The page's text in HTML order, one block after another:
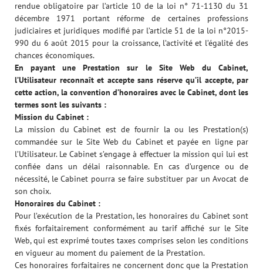
rendue obligatoire par l’article 10 de la loi n° 71-1130 du 31
décembre 1971 portant réforme de certaines professions
judiciaires et juridiques modifié par l’article 51 de la loi n°2015-
990 du 6 août 2015 pour la croissance, l’activité et l’égalité des
chances économiques.
En payant une Prestation sur le Site Web du Cabinet,
l’Utilisateur reconnaît et accepte sans réserve qu’il accepte, par
cette action, la convention d’honoraires avec le Cabinet, dont les
termes sont les suivants :
Mission du Cabinet :
La mission du Cabinet est de fournir la ou les Prestation(s)
commandée sur le Site Web du Cabinet et payée en ligne par
l’Utilisateur. Le Cabinet s’engage à effectuer la mission qui lui est
confiée dans un délai raisonnable. En cas d’urgence ou de
nécessité, le Cabinet pourra se faire substituer par un Avocat de
son choix.
Honoraires du Cabinet :
Pour l’exécution de la Prestation, les honoraires du Cabinet sont
fixés forfaitairement conformément au tarif affiché sur le Site
Web, qui est exprimé toutes taxes comprises selon les conditions
en vigueur au moment du paiement de la Prestation.
Ces honoraires forfaitaires ne concernent donc que la Prestation